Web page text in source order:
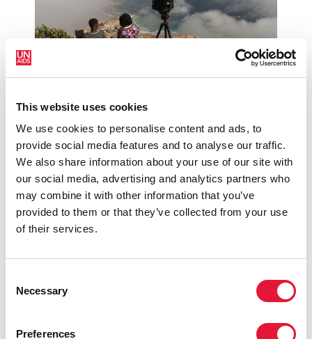
This website uses cookies
We use cookies to personalise content and ads, to
provide social media features and to analyse our traffic.
We also share information about your use of our site with
our social media, advertising and analytics partners who
may combine it with other information that you’ve
provided to them or that they’ve collected from your use
of their services.
Selection
Necessary
Preferences
L’ONUSIDA s’associe à Google et Makhulu
Media pour la réalisation de films éducatifs en
réalité virtuelle sur le dépistage du VIH
READ MORE